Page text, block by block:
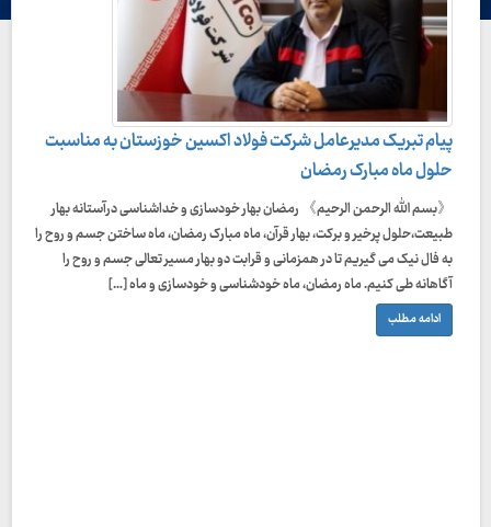
پیام تبریک مدیرعامل شرکت فولاد اکسین خوزستان به مناسبت
حلول ماه مبارک رمضان
《بسم الله الرحمن الرحيم》 رمضان بهار خودسازی و خداشناسی درآستانه بهار
طبیعت،حلول پرخیر و برکت، بهار قرآن، ماه مبارک رمضان، ماه ساختن جسم و روح را
به فال نیک می گیریم تا در همزمانی و قرابت دو بهار مسیر تعالی جسم و روح را
آگاهانه طی کنیم. ماه رمضان، ماه خودشناسی و خودسازی و ماه […]
ادامه مطلب